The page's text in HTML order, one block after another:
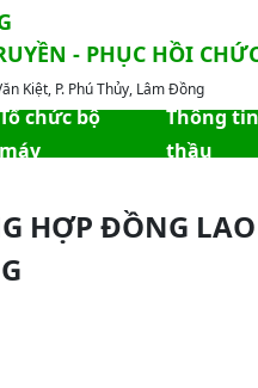
- PHỤC HỒI
Kiệt, P. Phú Thủy, Lâm Đồng
Tổ chức bộ
máy
Thông
thầu
HỢP ĐỒNG